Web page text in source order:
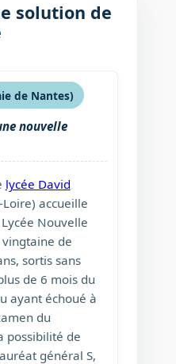
solution de
de Nantes)
nouvelle
lycée David
accueille
Nouvelle
vingtaine de
sortis sans
de 6 mois du
ayant échoué à
du
possibilité de
général S,